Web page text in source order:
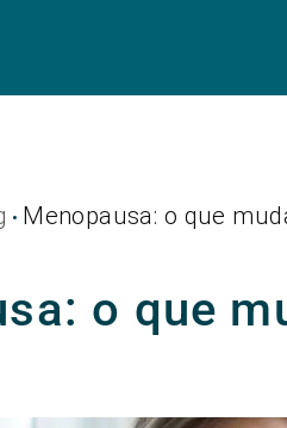
• Menopausa: o que
o que